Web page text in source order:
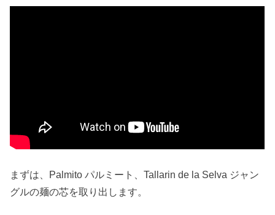
まずは、Palmito パルミート、Tallarin de la Selva ジャン
グルの麺の芯を取り出します。